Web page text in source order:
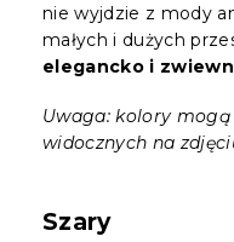
nie wyjdzie z mody
małych i dużych
elegancko i
Uwaga: kolory
widocznych na
Szary